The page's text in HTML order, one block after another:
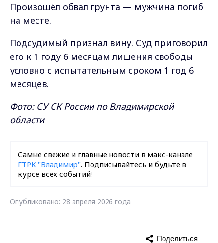
Произошёл обвал грунта — мужчина погиб
на месте.
Подсудимый признал вину. Суд приговорил
его к 1 году 6 месяцам лишения свободы
условно с испытательным сроком 1 год 6
месяцев.
Фото: СУ СК России по Владимирской
области
Самые свежие и главные новости в макс-канале
ГТРК "Владимир". Подписывайтесь и будьте в
курсе всех событий!
Опубликовано: 28 апреля 2026 года
Поделиться